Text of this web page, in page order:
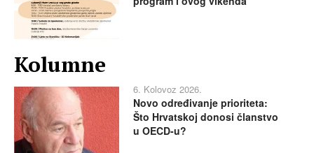
Kolumne
6. Kolovoz 2026.
Novo određivanje prioriteta:
Što Hrvatskoj donosi članstvo
u OECD-u?